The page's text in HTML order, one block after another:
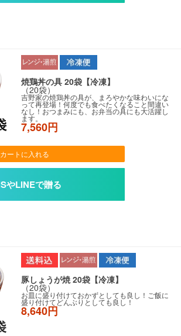
焼鶏丼の具 20袋【冷凍】
（20袋）
吉野家の焼鶏丼の具が、まろやかな味わいにな
って再登場！何度でも食べたくなること間違い
なし！おつまみにも、お弁当の具にも大活躍し
ます。
7,560円
カートに入れる
豚しょうが焼 20袋【冷凍】
（20袋）
お皿に盛り付けておかずとしても良し！ご飯に
盛り付けてどんぶりとしても良し！
8,640円